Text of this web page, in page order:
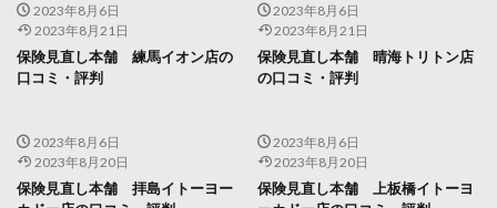
2023年8月6日
2023年8月21日
保険見直し本舗 練馬イオン店の
口コミ・評判
2023年8月6日
2023年8月21日
保険見直し本舗 晴海トリトン店
の口コミ・評判
2023年8月6日
2023年8月20日
保険見直し本舗 拝島イトーヨー
2023年8月6日
2023年8月20日
保険見直し本舗 上板橋イトーヨ